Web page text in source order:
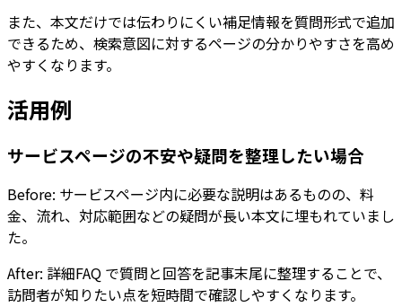
また、本文だけでは伝わりにくい補足情報を質問形式で追加
できるため、検索意図に対するページの分かりやすさを高め
やすくなります。
活用例
サービスページの不安や疑問を整理したい場合
Before: サービスページ内に必要な説明はあるものの、料
金、流れ、対応範囲などの疑問が長い本文に埋もれていまし
た。
After: 詳細FAQ で質問と回答を記事末尾に整理することで、
訪問者が知りたい点を短時間で確認しやすくなります。